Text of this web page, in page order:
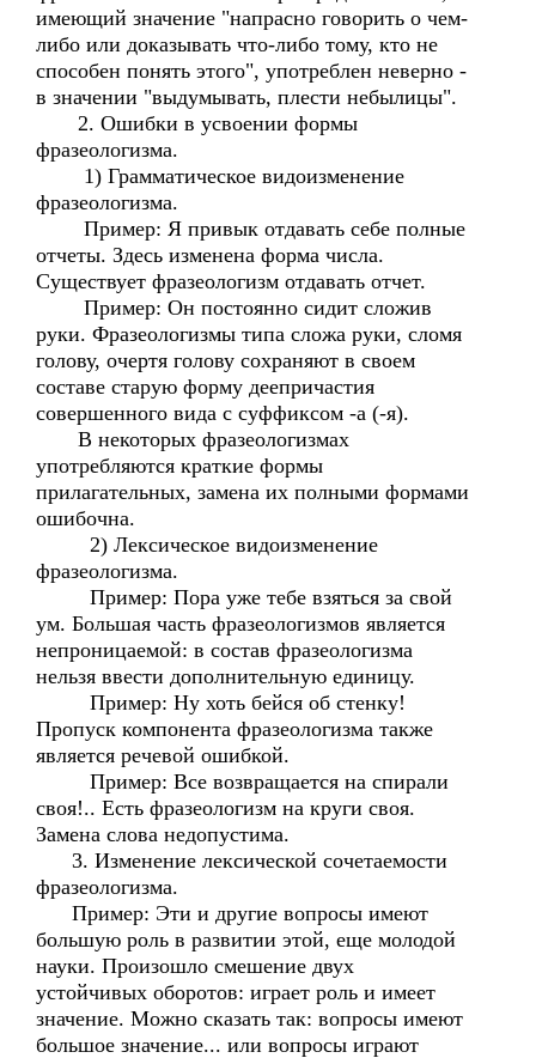
имеющий значение "напрасно говорить о чем-
либо или доказывать что-либо тому, кто не
способен понять этого", употреблен неверно -
в значении "выдумывать, плести небылицы".
2. Ошибки в усвоении формы
фразеологизма.
1) Грамматическое видоизменение
фразеологизма.
Пример: Я привык отдавать себе полные
отчеты. Здесь изменена форма числа.
Существует фразеологизм отдавать отчет.
Пример: Он постоянно сидит сложив
руки. Фразеологизмы типа сложа руки, сломя
голову, очертя голову сохраняют в своем
составе старую форму деепричастия
совершенного вида с суффиксом -а (-я).
В некоторых фразеологизмах
употребляются краткие формы
прилагательных, замена их полными формами
ошибочна.
2) Лексическое видоизменение
фразеологизма.
Пример: Пора уже тебе взяться за свой
ум. Большая часть фразеологизмов является
непроницаемой: в состав фразеологизма
нельзя ввести дополнительную единицу.
Пример: Ну хоть бейся об стенку!
Пропуск компонента фразеологизма также
является речевой ошибкой.
Пример: Все возвращается на спирали
своя!.. Есть фразеологизм на круги своя.
Замена слова недопустима.
3. Изменение лексической сочетаемости
фразеологизма.
Пример: Эти и другие вопросы имеют
большую роль в развитии этой, еще молодой
науки. Произошло смешение двух
устойчивых оборотов: играет роль и имеет
значение. Можно сказать так: вопросы имеют
большое значение... или вопросы играют